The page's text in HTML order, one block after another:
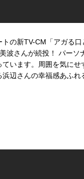
の新TV-CM「アガる
波さんが続投！ パー
います。周囲を気に
辺さんの幸福感あふ